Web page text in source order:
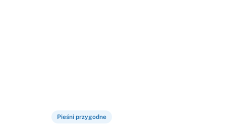
Pieśni przygodne